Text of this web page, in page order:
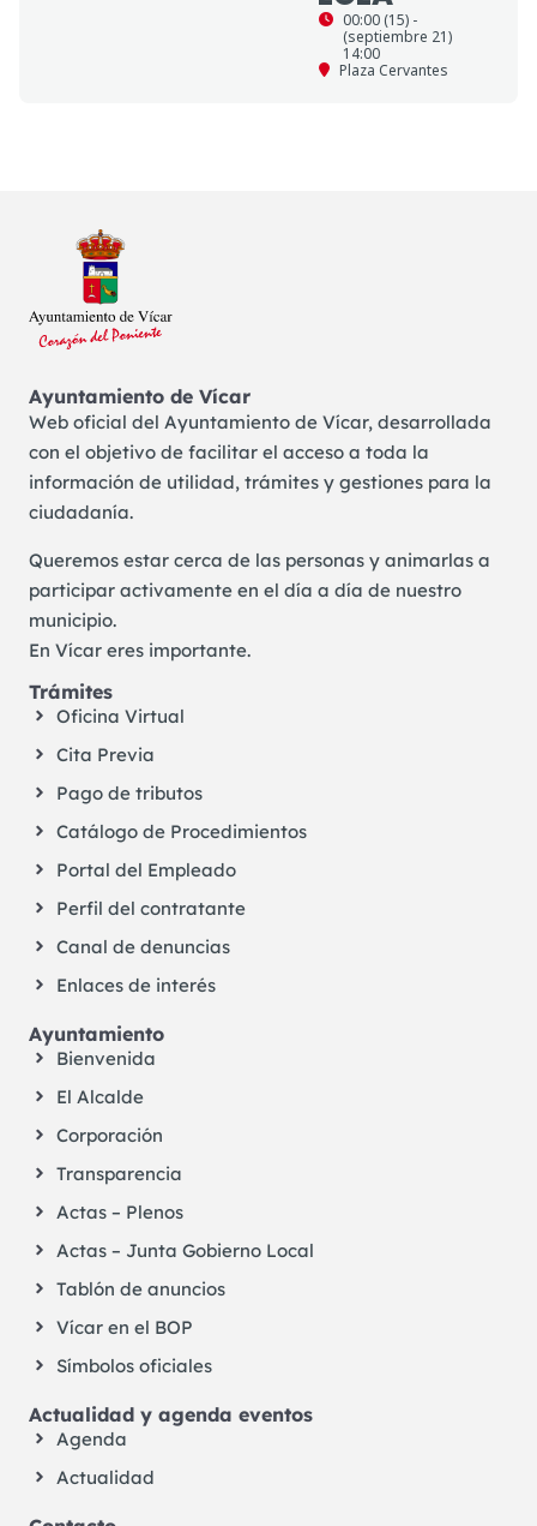
00:00 (15) -
(septiembre 21)
14:00
Plaza Cervantes
Ayuntamiento de Vícar
Web oficial del Ayuntamiento de Vícar, desarrollada
con el objetivo de facilitar el acceso a toda la
información de utilidad, trámites y gestiones para la
ciudadanía.
Queremos estar cerca de las personas y animarlas a
participar activamente en el día a día de nuestro
municipio.
En Vícar eres importante.
Trámites
Oficina Virtual
Cita Previa
Pago de tributos
Catálogo de Procedimientos
Portal del Empleado
Perfil del contratante
Canal de denuncias
Enlaces de interés
Ayuntamiento
Bienvenida
El Alcalde
Corporación
Transparencia
Actas – Plenos
Actas – Junta Gobierno Local
Tablón de anuncios
Vícar en el BOP
Símbolos oficiales
Actualidad y agenda eventos
Agenda
Actualidad